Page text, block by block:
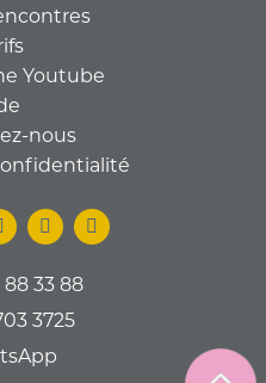
Youtube
nous
88 33 88
3725